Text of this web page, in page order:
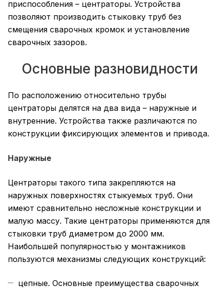
приспособления – центраторы. Устройства
позволяют производить стыковку труб без
смещения сварочных кромок и установление
сварочных зазоров.
Основные разновидности
По расположению относительно трубы
центраторы делятся на два вида – наружные и
внутренние. Устройства также различаются по
конструкции фиксирующих элементов и привода.
Наружные
Центраторы такого типа закрепляются на
наружных поверхностях стыкуемых труб. Они
имеют сравнительно несложные конструкции и
малую массу. Такие центраторы применяются для
стыковки труб диаметром до 2000 мм.
Наибольшей популярностью у монтажников
пользуются механизмы следующих конструкций:
цепные. Основные преимущества сварочных